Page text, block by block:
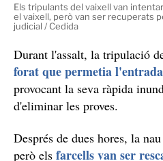
Els tripulants del vaixell van
el vaixell, però van ser recuperats
judicial / Cedida
Durant l'assalt, la tripulació
forat que permetia
provocant la seva ràpida
d'eliminar les proves.
Després de dues hores, la
però els farcells van ser